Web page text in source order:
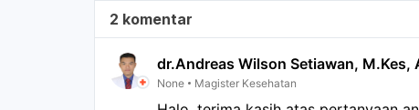
2 komentar
dr.Andreas Wilson Setiawan, M.Kes,
None
Magister Kesehatan